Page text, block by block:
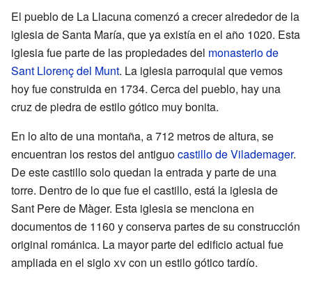
El pueblo de La Llacuna comenzó a crecer alrededor de la
iglesia de Santa María, que ya existía en el año 1020. Esta
iglesia fue parte de las propiedades del monasterio de
Sant Llorenç del Munt. La iglesia parroquial que vemos
hoy fue construida en 1734. Cerca del pueblo, hay una
cruz de piedra de estilo gótico muy bonita.
En lo alto de una montaña, a 712 metros de altura, se
encuentran los restos del antiguocastillo de Vilademager.
De este castillo solo quedan la entrada y parte de una
torre. Dentro de lo que fue el castillo, está la iglesia de
Sant Pere de Màger. Esta iglesia se menciona en
documentos de 1160 y conserva partes de su construcción
original románica. La mayor parte del edificio actual fue
ampliada en el sigloxvcon un estilo gótico tardío.